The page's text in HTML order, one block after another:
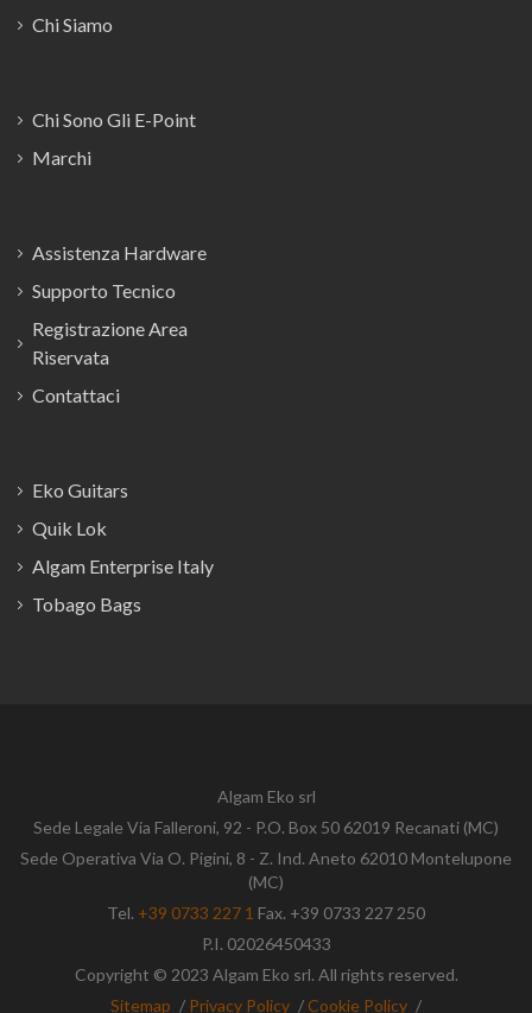
Chi Siamo
Chi Sono Gli E-Point
Marchi
Assistenza Hardware
Supporto Tecnico
Registrazione Area
Riservata
Contattaci
Eko Guitars
Quik Lok
Algam Enterprise Italy
Tobago Bags
Algam Eko srl
Sede Legale Via Falleroni, 92 - P.O. Box 50 62019 Recanati (MC)
Sede Operativa Via O. Pigini, 8 - Z. Ind. Aneto 62010 Montelupone
(MC)
Tel. +39 0733 227 1 Fax. +39 0733 227 250
P.I. 02026450433
Copyright © 2023 Algam Eko srl. All rights reserved.
Sitemap / Privacy Policy / Cookie Policy /